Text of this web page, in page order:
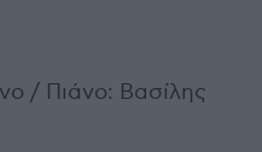
/ Πιάνο: Βασίλης